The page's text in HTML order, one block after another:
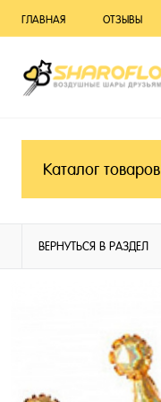
ГЛАВНАЯ ОТЗЫВЫ
Каталог товаров
ВЕРНУТЬСЯ В РАЗДЕЛ